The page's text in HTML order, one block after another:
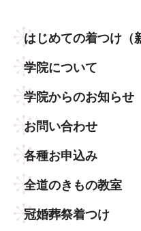
はじめての着つけ
学院について
学院からのお知らせ
お問い合わせ
各種お申込み
全道のきもの教室
冠婚葬祭着つけ